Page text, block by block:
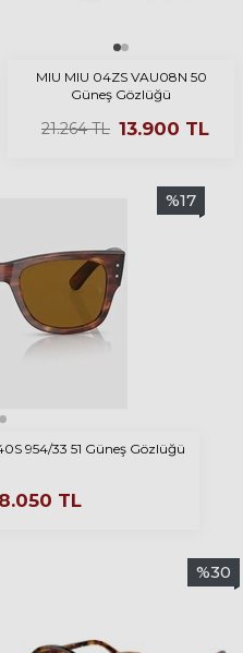
MIU MIU 04ZS VAU08N 50
Güneş Gözlüğü
21.264TL 13.900 TL
%17
954/33 51 Güneş Gözlüğü
8.050 TL
%30